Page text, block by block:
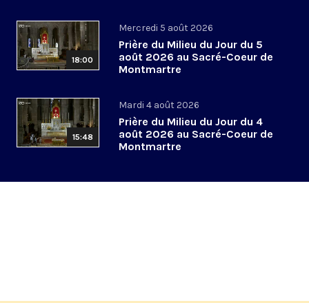
18:00
Mercredi 5 août 2026
Prière du Milieu du Jour du 5
août 2026 au Sacré-Coeur de
Montmartre
15:48
Mardi 4 août 2026
Prière du Milieu du Jour du 4
août 2026 au Sacré-Coeur de
Montmartre